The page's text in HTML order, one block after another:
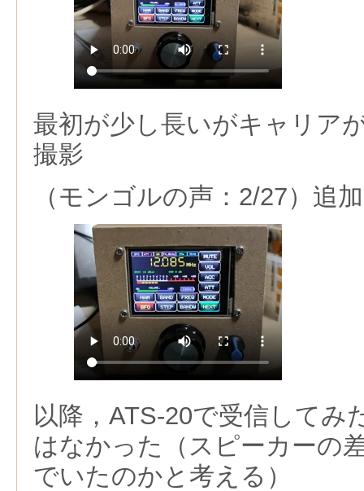
最初が少し長いがキャリア
撮影
（モンゴルの声：2/27）追加
以降，ATS-20で受信してみ
はなかった（スピーカーの
でいたのかと考える）